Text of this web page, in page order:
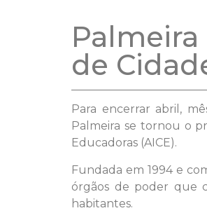
de
Para encerrar abril,
Palmeira se tornou o
Educadoras (AICE).
Fundada em 1994 e
órgãos de poder que
habitantes.